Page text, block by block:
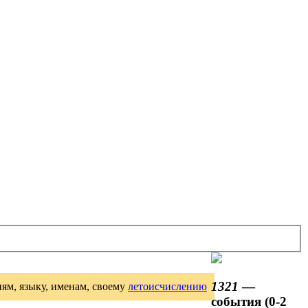
языку, именам, своему летоисчислению 1321 —
события (0-2